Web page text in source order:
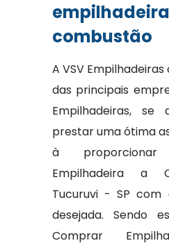
combustão
A VSV
das principais
Empilhadeiras,
prestar uma ótima
à
Empilhadeira a
Tucuruvi - SP com
desejada. Sendo
Comprar